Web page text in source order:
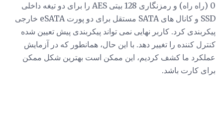
0 (راه راه) و رمزنگاری 128 بیتی AES را برای دو تیغه داخلی
SSD و کانال های SATA مستقل برای دو پورت eSATA خارجی
پیکربندی کرد. کاربر نهایی نمی تواند پیکربندی پیش تعیین شده
کنترل کننده را تغییر دهد. با این حال، همانطور که در آزمایش
عملکرد ما کشف کردیم، این ممکن است بهترین شکل ممکن
برای کارت باشد.